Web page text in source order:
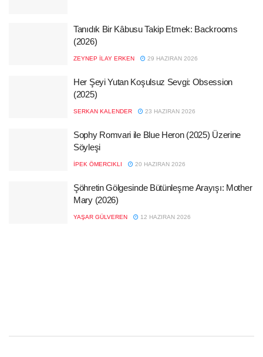
Tanıdık Bir Kâbusu Takip Etmek: Backrooms
(2026)
ZEYNEP İLAY ERKEN 29 HAZIRAN 2026
Her Şeyi Yutan Koşulsuz Sevgi: Obsession
(2025)
SERKAN KALENDER 23 HAZIRAN 2026
Sophy Romvari ile Blue Heron (2025) Üzerine
Söyleşi
İPEK ÖMERCIKLI 20 HAZIRAN 2026
Şöhretin Gölgesinde Bütünleşme Arayışı: Mother
Mary (2026)
YAŞAR GÜLVEREN 12 HAZIRAN 2026